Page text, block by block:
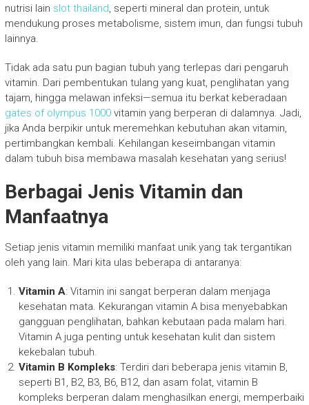
nutrisi lain slot thailand, seperti mineral dan protein, untuk
mendukung proses metabolisme, sistem imun, dan fungsi tubuh
lainnya.
Tidak ada satu pun bagian tubuh yang terlepas dari pengaruh
vitamin. Dari pembentukan tulang yang kuat, penglihatan yang
tajam, hingga melawan infeksi—semua itu berkat keberadaan
gates of olympus 1000vitamin yang berperan di dalamnya. Jadi,
jika Anda berpikir untuk meremehkan kebutuhan akan vitamin,
pertimbangkan kembali. Kehilangan keseimbangan vitamin
dalam tubuh bisa membawa masalah kesehatan yang serius!
Berbagai Jenis Vitamin dan
Manfaatnya
Setiap jenis vitamin memiliki manfaat unik yang tak tergantikan
oleh yang lain. Mari kita ulas beberapa di antaranya:
Vitamin A: Vitamin ini sangat berperan dalam menjaga
kesehatan mata. Kekurangan vitamin A bisa menyebabkan
gangguan penglihatan, bahkan kebutaan pada malam hari.
Vitamin A juga penting untuk kesehatan kulit dan sistem
kekebalan tubuh.
Vitamin B Kompleks: Terdiri dari beberapa jenis vitamin B,
seperti B1, B2, B3, B6, B12, dan asam folat, vitamin B
kompleks berperan dalam menghasilkan energi, memperbaiki